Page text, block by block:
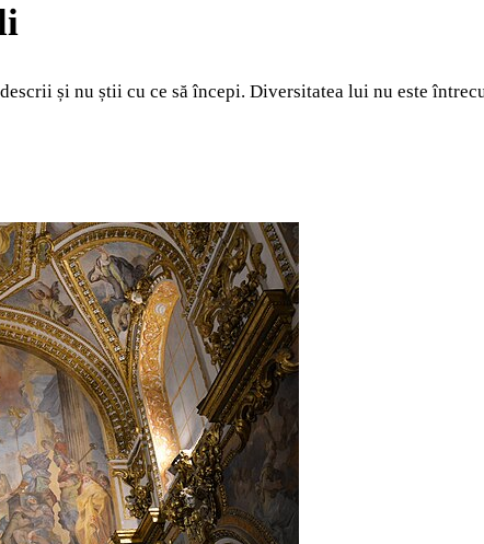
și nu știi cu ce să începi. Diversitatea lui nu este